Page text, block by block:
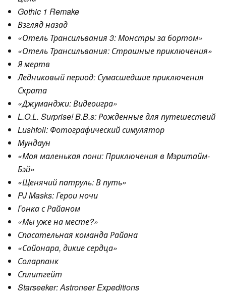
Gothic 1 Remake
Взгляд назад
«Отель Трансильвания 3: Монстры за бортом»
«Отель Трансильвания: Страшные приключения»
Я мертв
Ледниковый период: Сумасшедшие приключения
Скрата
«Джуманджи: Видеоигра»
L.O.L. Surprise! B.B.s: Рожденные для путешествий
Lushfoil: Фотографический симулятор
Мундаун
«Моя маленькая пони: Приключения в Мэритайм-
Бэй»
«Щенячий патруль: В путь»
PJ Masks: Герои ночи
Гонка с Райаном
«Мы уже на месте?»
Спасательная команда Райана
«Сайонара, дикие сердца»
Соларпанк
Сплитгейт
Starseeker: Astroneer Expeditions